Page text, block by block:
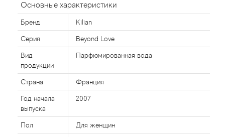
Основные характеристики
Бренд Kilian
Серия Beyond Love
Вид
продукции
Парфюмированная вода
Страна Франция
Год начала
выпуска
2007
Пол Для женщин
Aedes de Venustas
Aerin Lauder
Affinessence
Afnan
Agatha Ruiz de la Prada